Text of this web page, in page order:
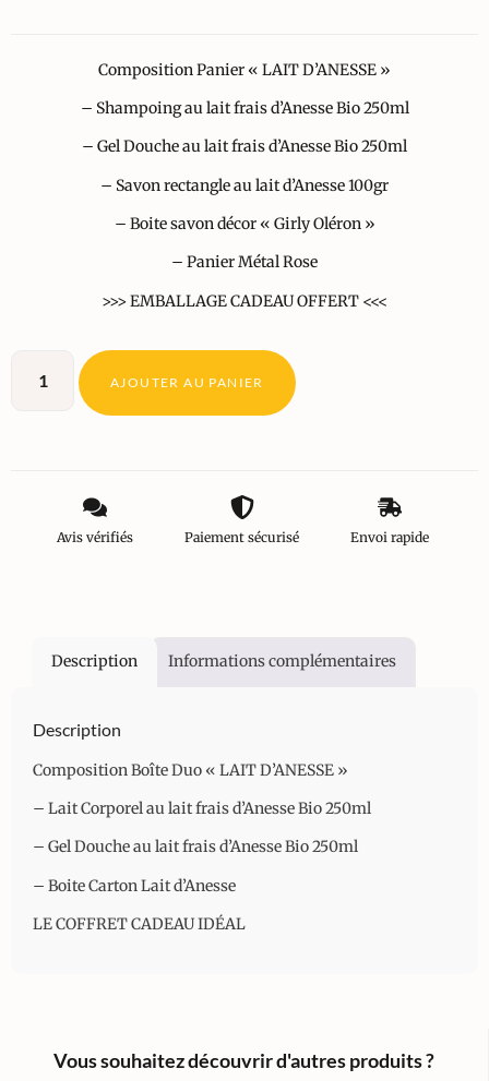
Composition Panier « LAIT D’ANESSE »
– Shampoing au lait frais d’Anesse Bio 250ml
– Gel Douche au lait frais d’Anesse Bio 250ml
– Savon rectangle au lait d’Anesse 100gr
– Boite savon décor « Girly Oléron »
– Panier Métal Rose
>>> EMBALLAGE CADEAU OFFERT <<<
AJOUTER AU PANIER
Avis vérifiés Paiement sécurisé Envoi rapide
Description Informations complémentaires
Description
Composition Boîte Duo « LAIT D’ANESSE »
– Lait Corporel au lait frais d’Anesse Bio 250ml
– Gel Douche au lait frais d’Anesse Bio 250ml
– Boite Carton Lait d’Anesse
LE COFFRET CADEAU IDÉAL
Vous souhaitez découvrir d'autres produits ?